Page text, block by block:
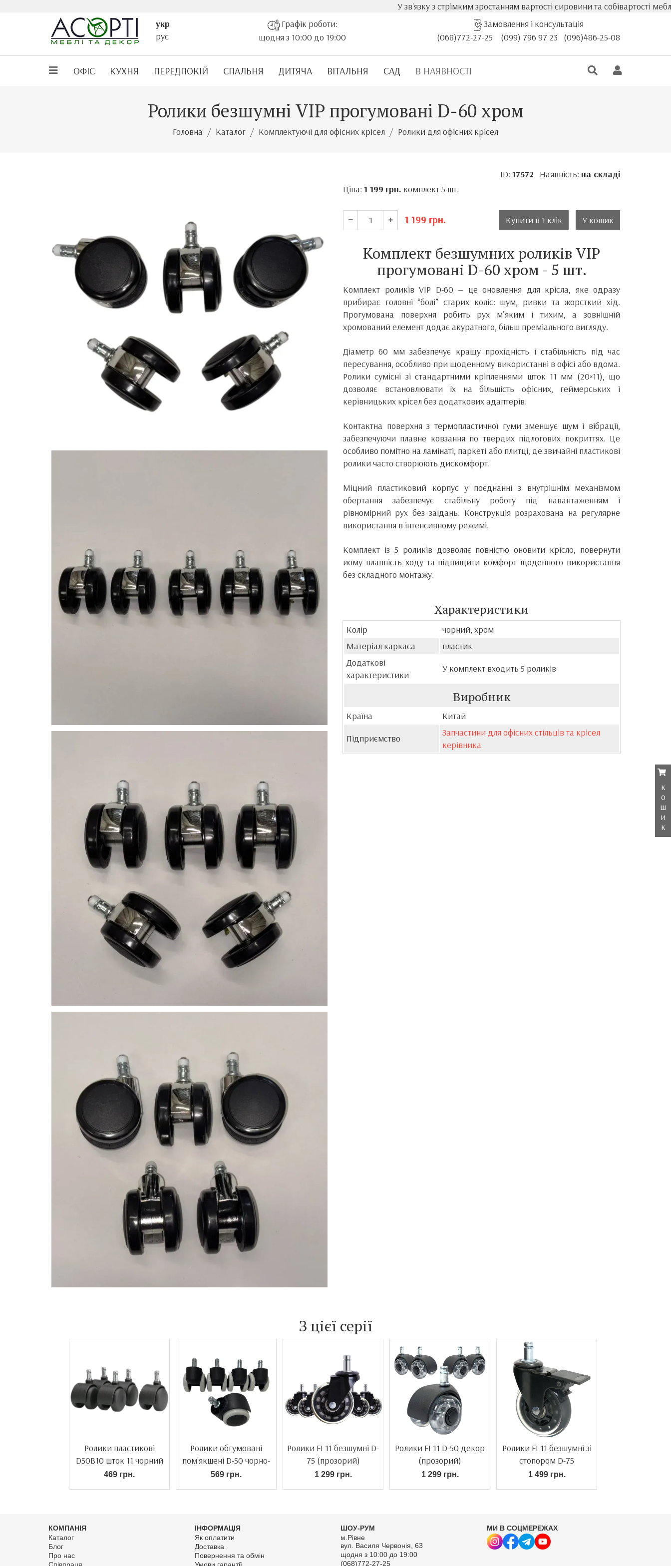
У зв'язку з стрімким зростанням вартості сировини та собівартості меблів,
укр
рус
Графік роботи:
щодня з 10:00 до 19:00
Замовлення і консультація
(068)772-27-25
(099) 796 97 23 (096)486-25-08
ОФІС КУХНЯ ПЕРЕДПОКІЙ СПАЛЬНЯ ДИТЯЧА ВІТАЛЬНЯ САД В НАЯВНОСТІ
Ролики безшумні VIP прогумовані D-60 хром
Головна Каталог Комплектуючі для офісних крісел Ролики для офісних крісел
ID: 17572 Наявність: на складі
Ціна: 1 199 грн. комплект 5 шт.
1 199 грн. Купити в 1 клік У кошик
Комплект безшумних роликів VIP
прогумовані D-60 хром - 5 шт.
Комплект роликів VIP D-60 — це оновлення для крісла, яке одразу
прибирає головні “болі” старих коліс: шум, ривки та жорсткий хід.
Прогумована поверхня робить рух м’яким і тихим, а зовнішній
хромований елемент додає акуратного, більш преміального вигляду.
Діаметр 60 мм забезпечує кращу прохідність і стабільність під час
пересування, особливо при щоденному використанні в офісі або вдома.
Ролики сумісні зі стандартними кріпленнями шток 11 мм (20×11), що
дозволяє встановлювати їх на більшість офісних, геймерських і
керівницьких крісел без додаткових адаптерів.
Контактна поверхня з термопластичної гуми зменшує шум і вібрації,
забезпечуючи плавне ковзання по твердих підлогових покриттях. Це
особливо помітно на ламінаті, паркеті або плитці, де звичайні пластикові
ролики часто створюють дискомфорт.
Міцний пластиковий корпус у поєднанні з внутрішнім механізмом
обертання забезпечує стабільну роботу під навантаженням і
рівномірний рух без заїдань. Конструкція розрахована на регулярне
використання в інтенсивному режимі.
Комплект із 5 роликів дозволяє повністю оновити крісло, повернути
йому плавність ходу та підвищити комфорт щоденного використання
без складного монтажу.
Характеристики
Колір
чорний, хром
Матеріал каркаса
пластик
Додаткові
характеристики
У комплект входить 5 роликів
Виробник
Країна
Китай
Підприємство
Запчастини для офісних стільців та крісел
керівника
З цієї серії
Ролики пластикові
D50B10 шток 11 чорний
469 грн.
Ролики обгумовані
пом'якшені D-50 чорно-
білі
569 грн.
Ролики FI 11 безшумні D-
75 (прозорий)
1 299 грн.
Ролики FI 11 D-50 декор
(прозорий)
1 299 грн.
Ролики FI 11 безшумні зі
стопором D-75
(прозорий)
1 499 грн.
КОМПАНІЯ
Каталог
Блог
Про нас
ІНФОРМАЦІЯ
Як оплатити
Доставка
Повернення та обмін
ШОУ-РУМ
м.Рівне
вул. Василя Червонія, 63
щодня з 10:00 до 19:00
(068)772-27-25
МИ В СОЦМЕРЕЖАХ
к
о
ш
и
к